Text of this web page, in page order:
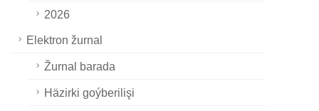
2026
Elektron žurnal
Žurnal barada
Häzirki goýberilişi